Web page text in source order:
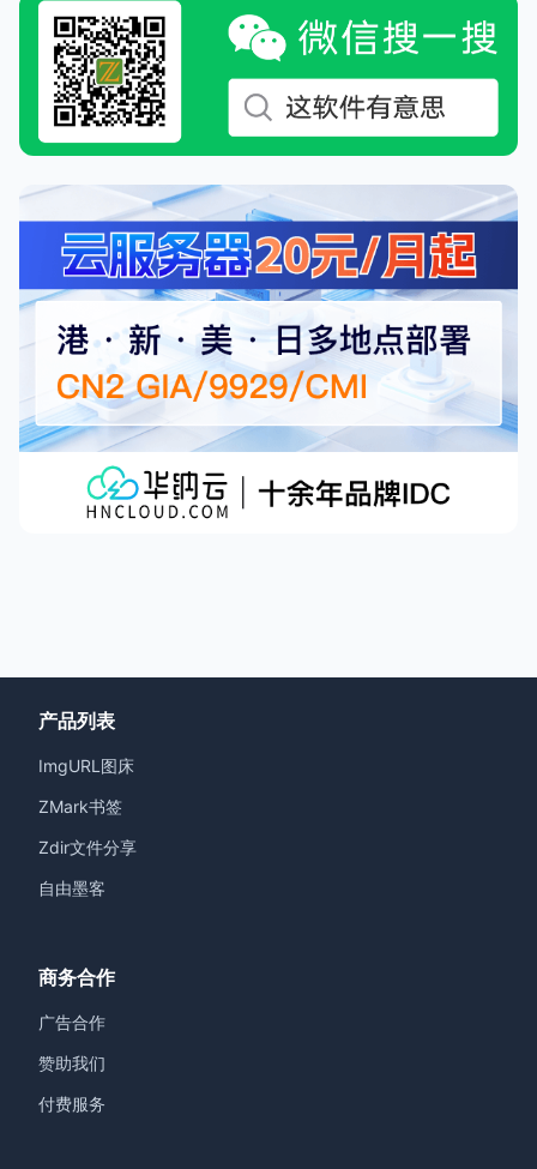
产品列表
ImgURL图床
ZMark书签
Zdir文件分享
自由墨客
商务合作
广告合作
赞助我们
付费服务